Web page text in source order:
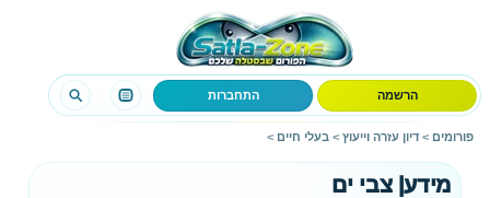
הרשמה התחברות
פורומים > דיון עזרה וייעוץ > בעלי חיים >
מידע| צבי ים